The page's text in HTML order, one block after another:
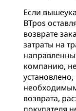
Если
BTpos
возврате
затраты на
компанию,
установлено,
возврата,